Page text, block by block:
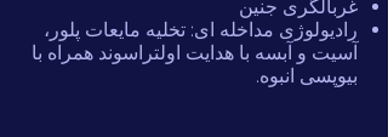
غربالگری جنین
رادیولوژی مداخله ای: تخلیه مایعات پلور،
آسیت و آبسه با هدایت اولتراسوند همراه با
بیوپسی انبوه.